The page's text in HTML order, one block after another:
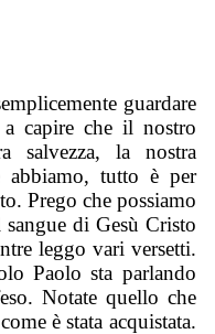
guardare
capire che il nostro
salvezza, la nostra
abbiamo, tutto è per
Prego che possiamo
di Gesù Cristo
leggo vari versetti.
Paolo sta parlando
Notate quello che
è stata acquistata.